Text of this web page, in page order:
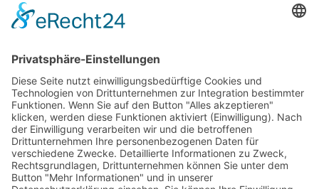
ÖFFNUNGSZEITEN
Sa 8 bis 14 Uhr
RECHTLICHES
Impressum
Datenschutz
Allgemeine Geschäftsbedingungen